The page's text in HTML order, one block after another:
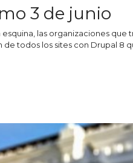
3 de junio
las organizaciones
todos los sites con Drupal 8